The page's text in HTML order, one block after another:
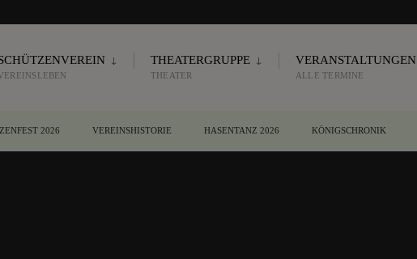
THEATERGRUPPE
THEATER
VERANSTALTUNGEN
ALLE TERMINE
2026 VEREINSHISTORIE HASENTANZ 2026 KÖNIGSCHRONIK